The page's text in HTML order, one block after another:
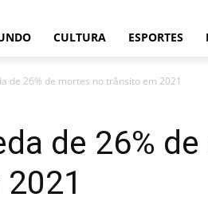
CULTURA ESPORTES
de 26% de mortes no trânsito em 2021
de 26%